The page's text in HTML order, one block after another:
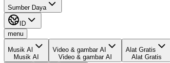
Sumber Daya
ID
menu
Musik AI
Musik AI
Video & gambar AI
Video & gambar AI
Alat Gratis
Alat Gratis